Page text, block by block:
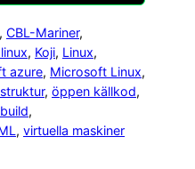
, CBL-Mariner
, Koji, Linux
azure, Microsoft Linux
, öppen källkod
, virtuella maskiner